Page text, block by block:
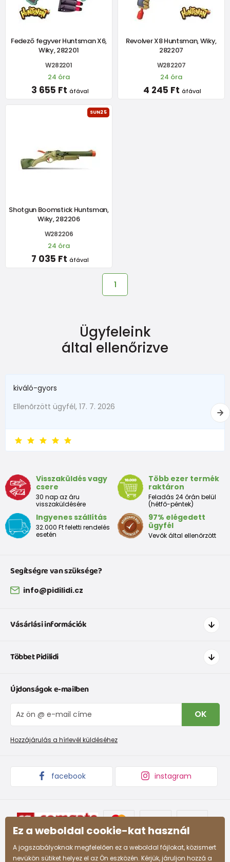
Fedező fegyver Huntsman X6,
Wiky, 282201
W282201
24 óra
3 655 Ft áfával
Revolver X8 Huntsman, Wiky,
282207
W282207
24 óra
4 245 Ft áfával
SUN25
Shotgun Boomstick Huntsman,
Wiky, 282206
W282206
24 óra
7 035 Ft áfával
1
Ügyfeleink
által ellenőrizve
kiváló-gyors
Ellenõrzött ügyfél, 17. 7. 2026
Visszaküldés vagy
csere
30 nap az áru
visszaküldésére
Több ezer termék
raktáron
Feladás 24 órán belül
(hétfő-péntek)
Ingyenes szállítás
32.000 Ft feletti rendelés
esetén
97% elégedett
ügyfél
Vevők által ellenőrzött
Segítségre van szüksége?
info@pidilidi.cz
Vásárlási információk
Szállítás és fizetés
Cipőmérettáblázat
IVisszaküldések és reklamációk
Panaszkezelési eljárás
Többet Pidilidi
Rólunk
Blog
Nagykereskedelem PiDiLiDi
Áruk begyűjtése
Újdonságok e-mailben
OK
Hozzájárulás a hírlevél küldéséhez
facebook instagram
Ez a weboldal cookie-kat használ
A jogszabályoknak megfelelően ez a weboldal fájlokat, közismert
nevükön sütiket helyez el az Ön eszközén. Kérjük, járuljon hozzá a